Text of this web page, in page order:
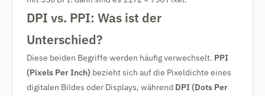
DPI vs. PPI: Was ist der
Unterschied?
Diese beiden Begriffe werden häufig verwechselt. PPI
(Pixels Per Inch) bezieht sich auf die Pixeldichte eines
digitalen Bildes oder Displays, während DPI (Dots Per